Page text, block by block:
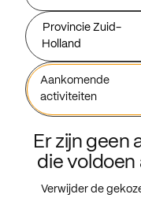
Provincie Zuid-
Holland
Aankomende
activiteiten
Er zijn
die voldoen
Verwijder de